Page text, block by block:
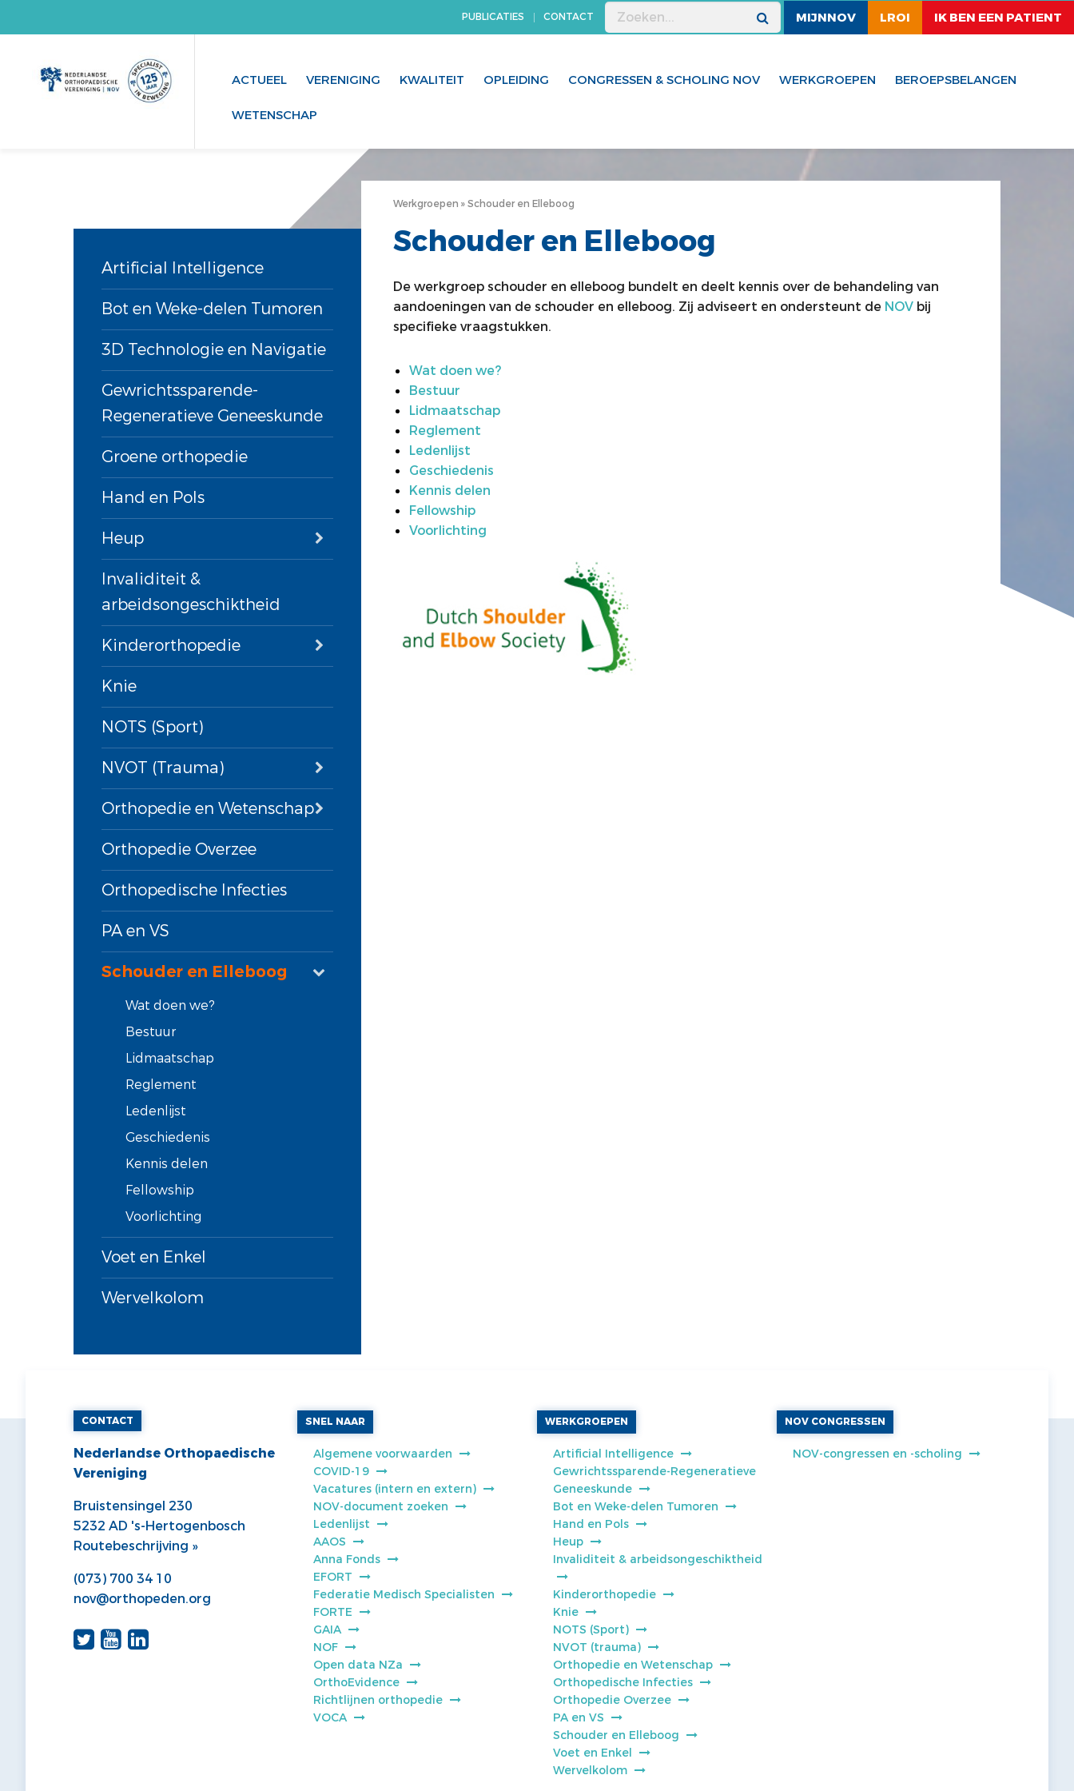
PUBLICATIES CONTACT MIJNNOV LROI IK BEN EEN PATIENT
ACTUEEL VERENIGING KWALITEIT OPLEIDING CONGRESSEN & SCHOLING NOV WERKGROEPEN BEROEPSBELANGEN
WETENSCHAP
Artificial Intelligence
Bot en Weke-delen Tumoren
3D Technologie en Navigatie
Gewrichtssparende-
Regeneratieve Geneeskunde
Groene orthopedie
Hand en Pols
Heup
Invaliditeit &
arbeidsongeschiktheid
Kinderorthopedie
Knie
NOTS (Sport)
NVOT (Trauma)
Orthopedie en Wetenschap
Orthopedie Overzee
Orthopedische Infecties
PA en VS
Schouder en Elleboog
Wat doen we?
Bestuur
Lidmaatschap
Reglement
Ledenlijst
Geschiedenis
Kennis delen
Fellowship
Voorlichting
Voet en Enkel
Wervelkolom
Werkgroepen Schouder en Elleboog
Schouder en Elleboog
De werkgroep schouder en elleboog bundelt en deelt kennis over de behandeling van
aandoeningen van de schouder en elleboog. Zij adviseert en ondersteunt de NOVbij
specifieke vraagstukken.
Wat doen we?
Bestuur
Lidmaatschap
Reglement
Ledenlijst
Geschiedenis
Kennis delen
Fellowship
Voorlichting
CONTACT
Nederlandse Orthopaedische
Vereniging
Bruistensingel 230
5232 AD 's-Hertogenbosch
Routebeschrijving »
(073) 700 34 10
nov@orthopeden.org
SNEL NAAR
Algemene voorwaarden
COVID-19
Vacatures (intern en extern)
NOV-document zoeken
Ledenlijst
AAOS
Anna Fonds
EFORT
Federatie Medisch Specialisten
FORTE
GAIA
NOF
Open data NZa
OrthoEvidence
Richtlijnen orthopedie
VOCA
WERKGROEPEN
Artificial Intelligence
Gewrichtssparende-Regeneratieve
Geneeskunde
Bot en Weke-delen Tumoren
Hand en Pols
Heup
Invaliditeit & arbeidsongeschiktheid
Kinderorthopedie
Knie
NOTS (Sport)
NVOT (trauma)
Orthopedie en Wetenschap
Orthopedische Infecties
Orthopedie Overzee
PA en VS
Schouder en Elleboog
Voet en Enkel
Wervelkolom
NOV CONGRESSEN
NOV-congressen en -scholing